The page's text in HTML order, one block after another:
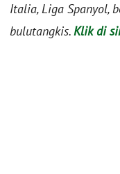
Italia, Liga Spanyol,
bulutangkis.Klik di